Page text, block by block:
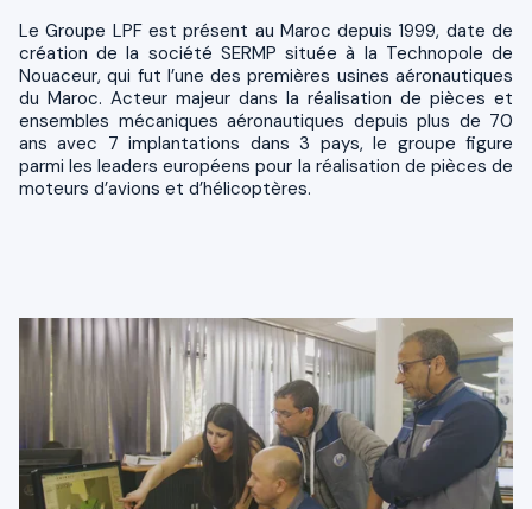
Le Groupe LPF est présent au Maroc depuis 1999, date de
création de la société SERMP située à la Technopole de
Nouaceur, qui fut l’une des premières usines aéronautiques
du Maroc. Acteur majeur dans la réalisation de pièces et
ensembles mécaniques aéronautiques depuis plus de 70
ans avec 7 implantations dans 3 pays, le groupe figure
parmi les leaders européens pour la réalisation de pièces de
moteurs d’avions et d’hélicoptères.